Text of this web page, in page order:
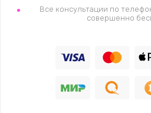
1400
Восстановление цепи
Все консультации по
совершенно